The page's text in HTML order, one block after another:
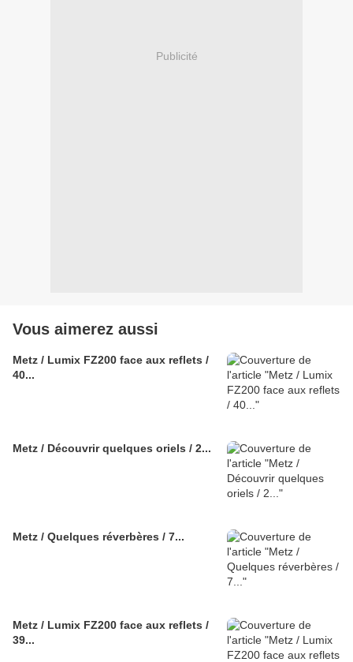
Publicité
Vous aimerez aussi
Metz / Lumix FZ200 face aux reflets /
40...
Metz / Découvrir quelques oriels / 2...
Metz / Quelques réverbères / 7...
Metz / Lumix FZ200 face aux reflets /
39...